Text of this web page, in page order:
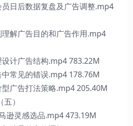
日后数据复盘及广告调整.mp4
解广告目的和广告作用.mp4
计广告结构.mp4 783.22M
常见的错误.mp4 178.76M
广告打法策略.mp4 205.40M
）
灵感选品.mp4 473.19M